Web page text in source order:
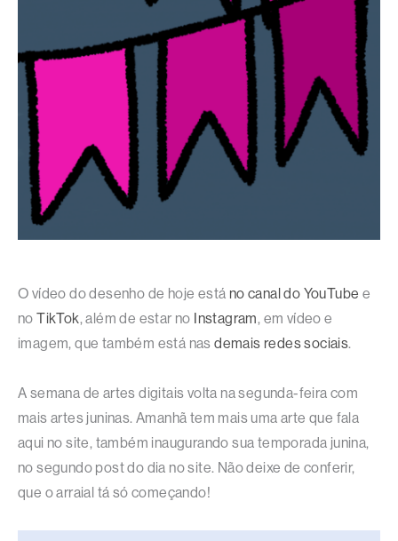
O vídeo do desenho de hoje está no canal do YouTube e
noTikTok, além de estar no Instagram, em vídeo e
imagem, que também está nasdemais redes sociais.
A semana de artes digitais volta na segunda-feira com
mais artes juninas. Amanhã tem mais uma arte que fala
aqui no site, também inaugurando sua temporada junina,
no segundo post do dia no site. Não deixe de conferir,
que o arraial tá só começando!